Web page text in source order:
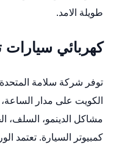
طويلة الامد.
كهربائي سيارات
توفر شركة سلامة
الكويت على مدار
مشاكل الدينمو، السلف،
كمبيوتر السيارة. تعتمد